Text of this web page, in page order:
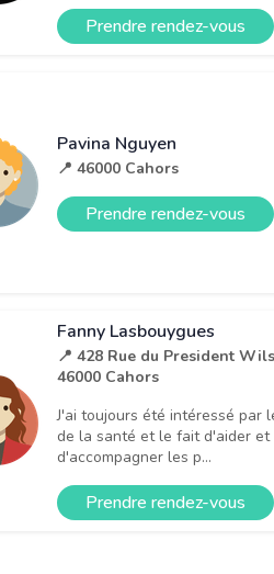
Prendre rendez-vous
Pavina Nguyen
📍 46000 Cahors
Prendre rendez-vous
Fanny Lasbouygues
📍 428 Rue du President
46000 Cahors
J'ai toujours été intéressé par
de la santé et le fait d'aider et
d'accompagner les p...
Prendre rendez-vous